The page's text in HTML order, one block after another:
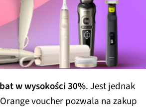
w wysokości 30%. Jest jednak
voucher pozwala na zakup